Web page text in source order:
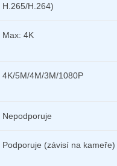
H.265/H.264)
Max: 4K
4K/5M/4M/3M/1080P
Nepodporuje
Podporuje (závisí na kameře)